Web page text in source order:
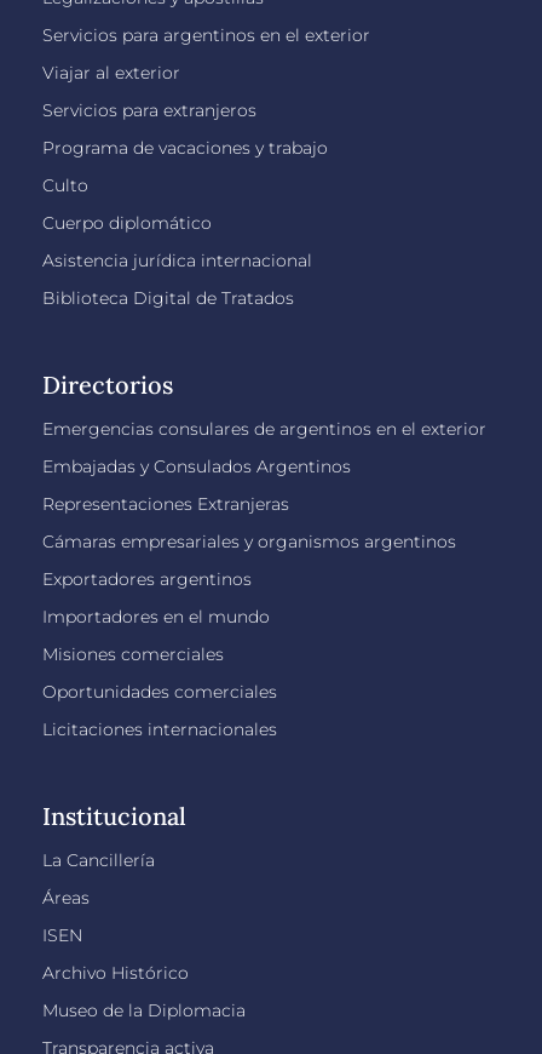
Servicios para argentinos en el exterior
Viajar al exterior
Servicios para extranjeros
Programa de vacaciones y trabajo
Culto
Cuerpo diplomático
Asistencia jurídica internacional
Biblioteca Digital de Tratados
Directorios
Emergencias consulares de argentinos en el exterior
Embajadas y Consulados Argentinos
Representaciones Extranjeras
Cámaras empresariales y organismos argentinos
Exportadores argentinos
Importadores en el mundo
Misiones comerciales
Oportunidades comerciales
Licitaciones internacionales
Institucional
La Cancillería
Áreas
ISEN
Archivo Histórico
Museo de la Diplomacia
Transparencia activa